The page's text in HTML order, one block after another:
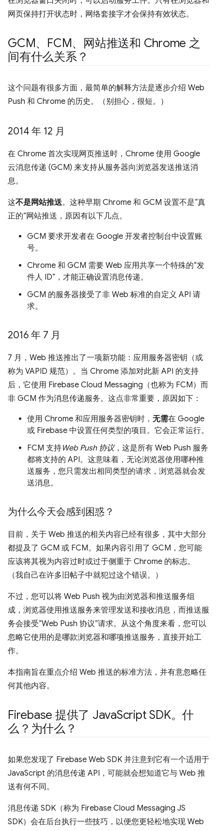
网页保持打开状态时，网络套接字才会保持有效状态。
GCM、FCM、网站推送和 Chrome 之
间有什么关系？
这个问题有很多方面，最简单的解释方法是逐步介绍 Web
Push 和 Chrome 的历史。（别担心，很短。）
2014 年 12 月
在 Chrome 首次实现网页推送时，Chrome 使用 Google
云消息传递 (GCM) 来支持从服务器向浏览器发送推送消
息。
这不是网站推送。这种早期 Chrome 和 GCM 设置不是“真
正的”网站推送，原因有以下几点。
GCM 要求开发者在 Google 开发者控制台中设置账
号。
Chrome 和 GCM 需要 Web 应用共享一个特殊的“发
件人 ID”，才能正确设置消息传递。
GCM 的服务器接受了非 Web 标准的自定义 API 请
求。
2016 年 7 月
7 月，Web 推送推出了一项新功能：应用服务器密钥（或
称为 VAPID 规范）。当 Chrome 添加对此新 API 的支持
后，它使用 Firebase Cloud Messaging（也称为 FCM）而
非 GCM 作为消息传递服务。这点非常重要，原因如下：
使用 Chrome 和应用服务器密钥时， 无需在 Google
或 Firebase 中设置任何类型的项目。它会正常运行。
FCM 支持Web Push 协议，这是所有 Web Push 服务
都将支持的 API。这意味着，无论浏览器使用哪种推
送服务，您只需发出相同类型的请求，浏览器就会发
送消息。
为什么今天会感到困惑？
目前，关于 Web 推送的相关内容已经有很多，其中大部分
都提及了 GCM 或 FCM。如果内容引用了 GCM，您可能
应该将其视为内容过时或过于侧重于 Chrome 的标志。
（我自己在许多旧帖子中就犯过这个错误。）
不过，您可以将 Web Push 视为由浏览器和推送服务组
成，浏览器使用推送服务来管理发送和接收消息，而推送服
务会接受“Web Push 协议”请求。从这个角度来看，您可以
忽略它使用的是哪款浏览器和哪项推送服务，直接开始工
作。
本指南旨在重点介绍 Web 推送的标准方法，并有意忽略任
何其他内容。
Firebase 提供了 JavaScript SDK。什
么？为什么？
如果您发现了 Firebase Web SDK 并注意到它有一个适用于
JavaScript 的消息传递 API，可能就会想知道它与 Web 推
送有何不同。
消息传递 SDK（称为 Firebase Cloud Messaging JS
SDK）会在后台执行一些技巧，以便您更轻松地实现 Web